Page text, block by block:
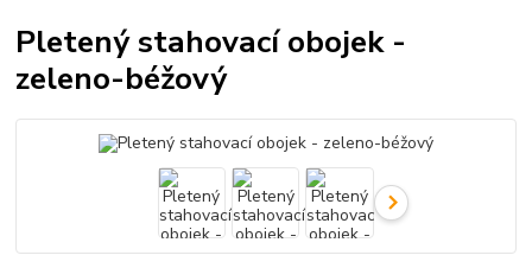
Pletený stahovací obojek -
zeleno-béžový